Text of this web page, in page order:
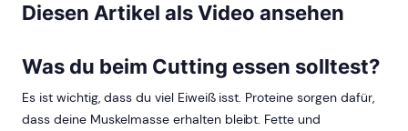
Diesen Artikel als Video ansehen
Was du beim Cutting essen solltest?
Es ist wichtig, dass du viel Eiweiß isst. Proteine sorgen dafür,
dass deine Muskelmasse erhalten bleibt. Fette und